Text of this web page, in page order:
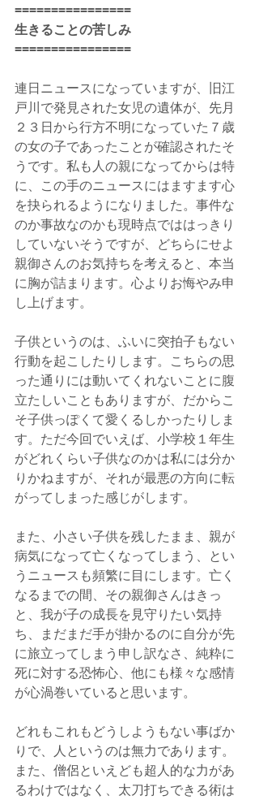
================
生きることの苦しみ
================
連日ニュースになっていますが、旧江
戸川で発見された女児の遺体が、先月
２３日から行方不明になっていた７歳
の女の子であったことが確認されたそ
うです。私も人の親になってからは特
に、この手のニュースにはますます心
を抉られるようになりました。事件な
のか事故なのかも現時点でははっきり
していないそうですが、どちらにせよ
親御さんのお気持ちを考えると、本当
に胸が詰まります。心よりお悔やみ申
し上げます。
子供というのは、ふいに突拍子もない
行動を起こしたりします。こちらの思
った通りには動いてくれないことに腹
立たしいこともありますが、だからこ
そ子供っぽくて愛くるしかったりしま
す。ただ今回でいえば、小学校１年生
がどれくらい子供なのかは私には分か
りかねますが、それが最悪の方向に転
がってしまった感じがします。
また、小さい子供を残したまま、親が
病気になって亡くなってしまう、とい
うニュースも頻繁に目にします。亡く
なるまでの間、その親御さんはきっ
と、我が子の成長を見守りたい気持
ち、まだまだ手が掛かるのに自分が先
に旅立ってしまう申し訳なさ、純粋に
死に対する恐怖心、他にも様々な感情
が心渦巻いていると思います。
どれもこれもどうしようもない事ばか
りで、人というのは無力であります。
また、僧侶といえども超人的な力があ
るわけではなく、太刀打ちできる術は